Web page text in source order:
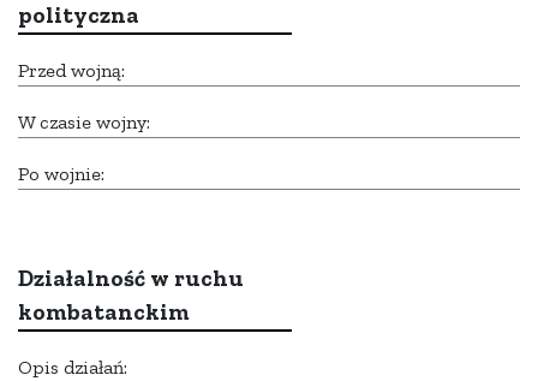
polityczna
Przed wojną:
W czasie wojny:
Po wojnie:
Działalność w ruchu
kombatanckim
Opis działań: